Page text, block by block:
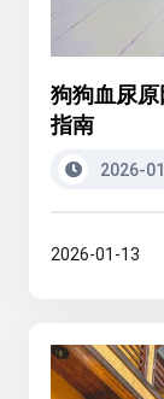
狗狗血尿
指南
2026-
2026-01-13